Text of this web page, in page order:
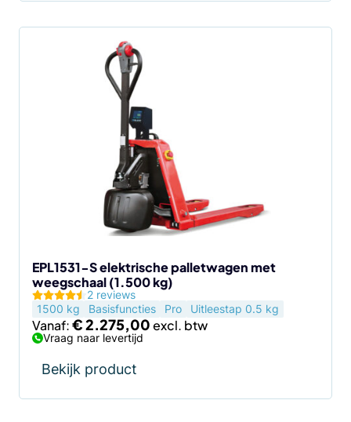
EPL1531-S elektrische palletwagen met
weegschaal (1.500 kg)
2 reviews
1500 kg
Basisfuncties Pro Uitleestap 0.5 kg
Vanaf:€2.275,00
Vraag naar levertijd
Bekijk product